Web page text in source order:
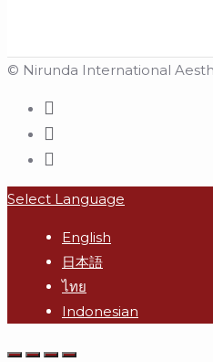
© Nirunda International
Select Language
English
日本語
ไทย
Indonesian